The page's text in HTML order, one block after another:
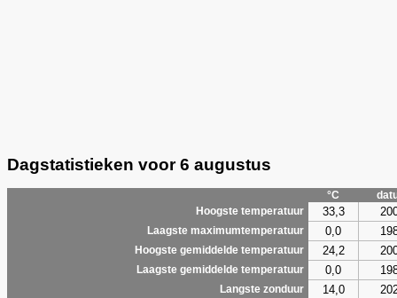
Dagstatistieken voor 6 augustus
°C
Hoogste temperatuur
33,3
Laagste maximumtemperatuur 0,0
Hoogste gemiddelde temperatuur 24,2
Laagste gemiddelde temperatuur 0,0
Langste zonduur 14,0